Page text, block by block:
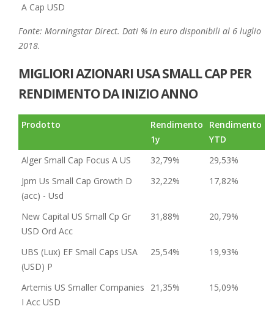
A Cap USD
Fonte: Morningstar Direct. Dati % in euro disponibili al 6 luglio
2018.
MIGLIORI AZIONARI USA SMALL CAP PER
RENDIMENTO DA INIZIO ANNO
Prodotto
Rendimento
1y
Rendimento
YTD
Alger Small Cap Focus A US
32,79%
29,53%
Jpm Us Small Cap Growth D
(acc) - Usd
32,22% 17,82%
New Capital US Small Cp Gr
USD Ord Acc
31,88% 20,79%
UBS (Lux) EF Small Caps USA
(USD) P
25,54% 19,93%
Artemis US Smaller Companies
I Acc USD
21,35% 15,09%